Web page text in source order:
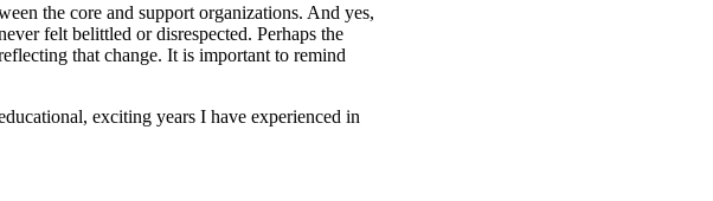
the core and support organizations. And yes,
felt belittled or disrespected. Perhaps the
that change. It is important to remind
exciting years I have experienced in